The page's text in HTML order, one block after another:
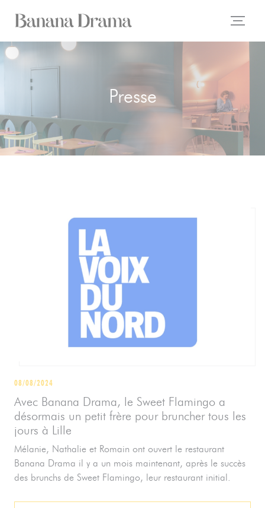
Presse
Avec Banana Drama, le Sweet Flamingo a
désormais un petit frère pour bruncher tous les
jours à Lille
08/08/2024
Mélanie, Nathalie et Romain ont ouvert le restaurant
Banana Drama il y a un mois maintenant, après le succès
des brunchs de Sweet Flamingo, leur restaurant initial.